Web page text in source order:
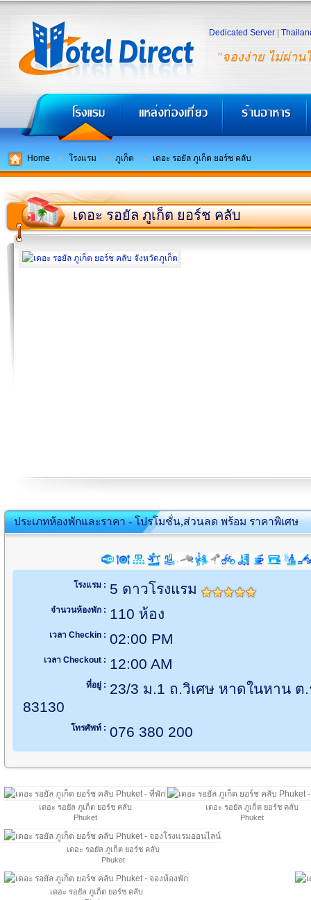
"จองง่าย ไม่ผ่าน
Dedicated Server
Home โรงแรม ภูเก็ต เดอะ รอยัล ภูเก็ต ยอร์ช คลับ
เดอะ รอยัล ภูเก็ต ยอร์ช คลับ
ประเภทห้องพักและราคา - โปรโมชั่น,ส่วนลด พร้อม ราคาพิเศษ
โรงแรม : 5 ดาวโรงแรม
จำนวนห้องพัก : 110 ห้อง
เวลา Checkin : 02:00 PM
เวลา Checkout : 12:00 AM
ที่อยู่ : 23/3 ม.1 ถ.วิเศษ หาดในหาน ต.
83130
โทรศัพท์ : 076 380 200
เดอะ รอยัล ภูเก็ต ยอร์ช คลับ
Phuket
เดอะ รอยัล ภูเก็ต ยอร์ช คลับ
Phuket
เดอะ รอยัล ภูเก็ต ยอร์ช คลับ
Phuket
เดอะ รอยัล ภูเก็ต ยอร์ช คลับ